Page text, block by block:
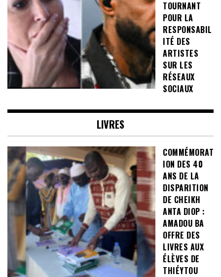
TOURNANT
POUR LA
RESPONSABIL
ITÉ DES
ARTISTES
SUR LES
RÉSEAUX
SOCIAUX
LIVRES
COMMÉMORAT
ION DES 40
ANS DE LA
DISPARITION
DE CHEIKH
ANTA DIOP :
AMADOU BA
OFFRE DES
LIVRES AUX
ÉLÈVES DE
THIÉYTOU